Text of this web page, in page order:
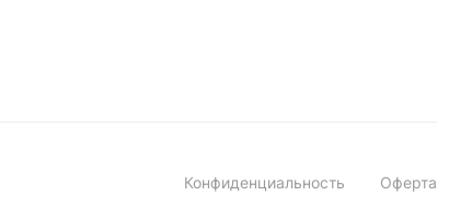
Конфиденциальность Оферта